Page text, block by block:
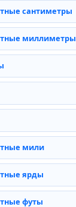
сантиметры
миллиметры
мили
ярды
футы